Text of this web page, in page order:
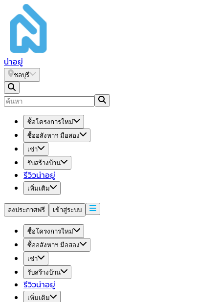
น่าอยู่
ชลบุรี
ซื้อโครงการใหม่
ซื้ออสังหาฯ มือสอง
เช่า
รับสร้างบ้าน
รีวิวน่าอยู่
เพิ่มเติม
ลงประกาศฟรี เข้าสู่ระบบ
ซื้อโครงการใหม่
ซื้ออสังหาฯ มือสอง
เช่า
รับสร้างบ้าน
รีวิวน่าอยู่
เพิ่มเติม